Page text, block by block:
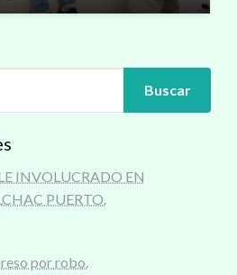
Buscar
INVOLUCRADO EN
PUERTO.
por robo.